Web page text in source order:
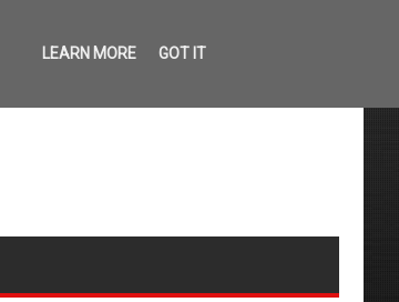
LEARN MORE GOT IT